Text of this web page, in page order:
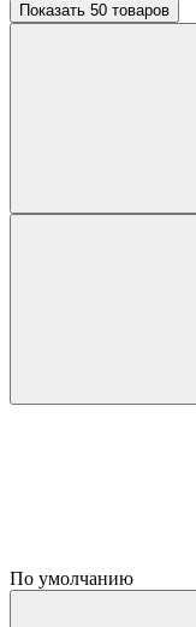
Показать 50 товаров
По умолчанию